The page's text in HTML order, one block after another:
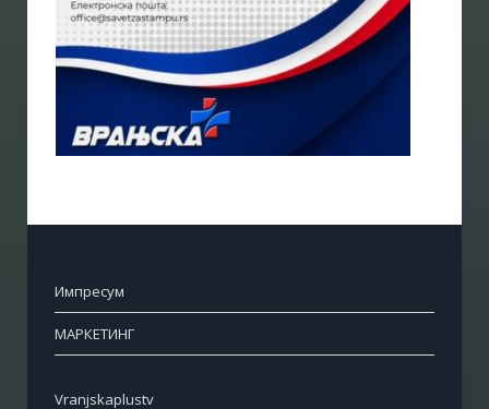
Импресум
МАРКЕТИНГ
Vranjskaplustv